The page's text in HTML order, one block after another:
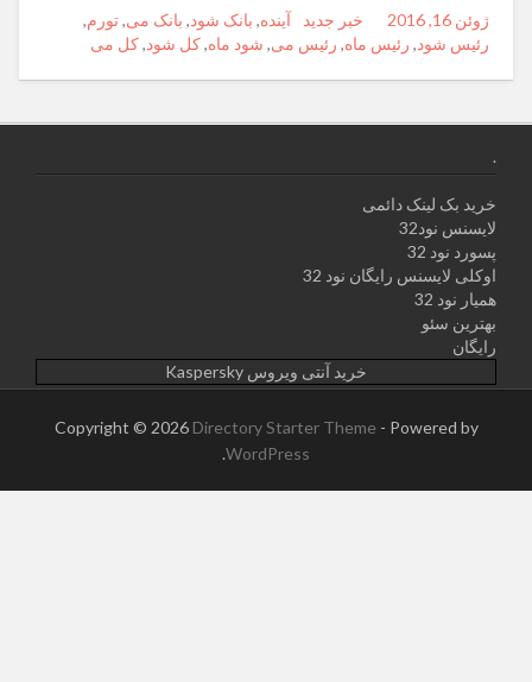
Posted
on
ژوئن 16, 2016 Author
Categories
خبر جدید Tags
آینده, بانک شود, بانک می,تورم,
رئیس شود, رئیس ماه, رئیس می, شود ماه,کل شود,کل می
.
خرید بک لینک دائمی
لایسنس نود32
پسورد نود 32
اوکلی لایسنس رایگان نود 32
همیار نود 32
بهترین سئو
رایگان
خرید آنتی ویروس Kaspersky
Copyright © 2026 Directory Starter Theme - Powered by
WordPress
.